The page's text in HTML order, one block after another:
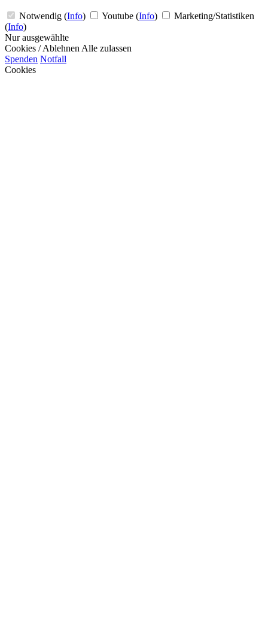
Notwendig (Info) Youtube (Info)
Marketing/Statistiken
(Info)
Nur ausgewählte
Cookies / Ablehnen Alle zulassen
Spenden Notfall
Cookies